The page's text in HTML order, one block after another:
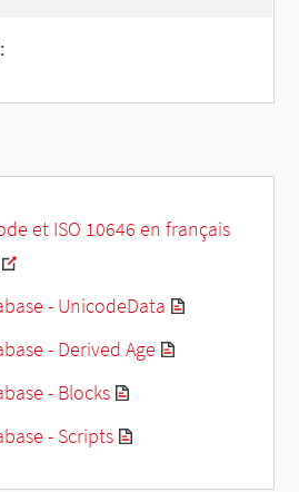
et ISO 10646 en français
- UnicodeData
- Derived Age
- Blocks
- Scripts